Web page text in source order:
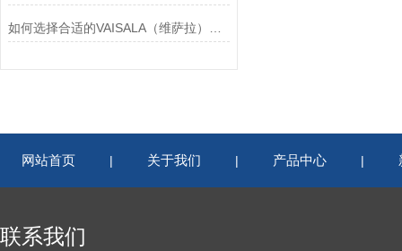
网站首页 | 关于我们 | 产品中心 |
联系我们